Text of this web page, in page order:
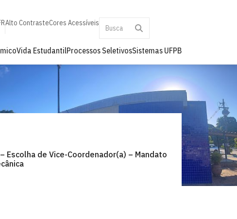
Alto ContrasteCores Acessíveis
Vida EstudantilProcessos SeletivosSistemas UFPB
Escolha de Vice-Coordenador(a) – Mandato